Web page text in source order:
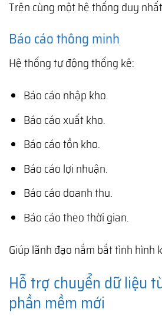
Trên cùng một hệ thống duy
Báo cáo thông minh
Hệ thống tự động thống kê:
Báo cáo nhập kho.
Báo cáo xuất kho.
Báo cáo tồn kho.
Báo cáo lợi nhuận.
Báo cáo doanh thu.
Báo cáo theo thời gian.
Giúp lãnh đạo nắm bắt tình hình
Hỗ trợ chuyển dữ liệu
phần mềm mới